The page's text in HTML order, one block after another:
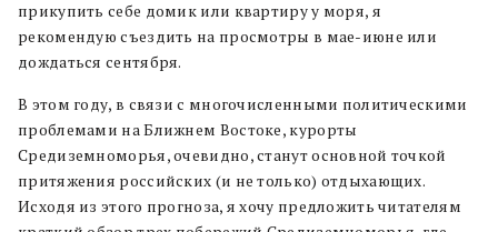
прикупить себе домик или квартиру у моря, я
рекомендую съездить на просмотры в мае-июне или
дождаться сентября.
В этом году, в связи с многочисленными политическими
проблемами на Ближнем Востоке, курорты
Средиземноморья, очевидно, станут основной точкой
притяжения российских (и не только) отдыхающих.
Исходя из этого прогноза, я хочу предложить читателям